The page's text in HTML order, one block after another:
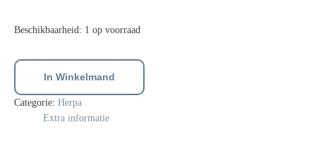
Beschikbaarheid: 1 op voorraad
aantal
In Winkelmand
Categorie: Herpa
Extra informatie